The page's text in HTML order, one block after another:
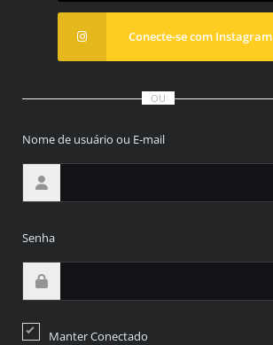
Conecte-se com Instagram
OU
Nome de usuário ou E-mail
Senha
Manter Conectado